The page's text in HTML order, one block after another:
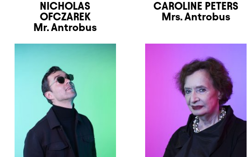
NICHOLAS
OFCZAREK
Mr. Antrobus
CAROLINE PETERS
Mrs. Antrobus